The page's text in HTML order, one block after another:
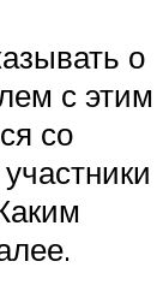
о
с этим
со